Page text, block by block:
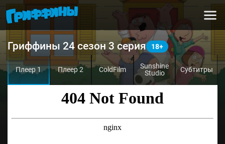
Гриффины 24 сезон 3 серия
Плеер 1 Плеер 2 ColdFilm
Sunshine
Studio
Субтитры